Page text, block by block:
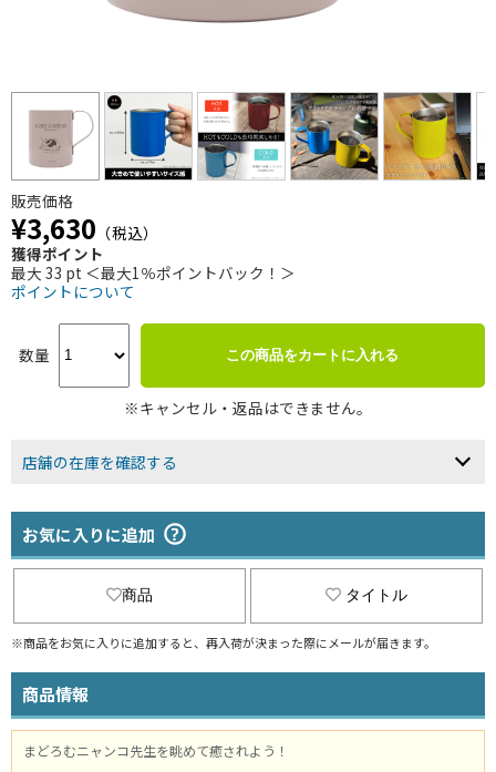
販売価格
¥3,630 （税込）
獲得ポイント
最大 33 pt ＜最大1％ポイントバック！＞
ポイントについて
数量 この商品をカートに入れる
※キャンセル・返品はできません。
店舗の在庫を確認する
お気に入りに追加
商品 タイトル
※商品をお気に入りに追加すると、再入荷が決まった際にメールが届きます。
商品情報
まどろむニャンコ先生を眺めて癒されよう！